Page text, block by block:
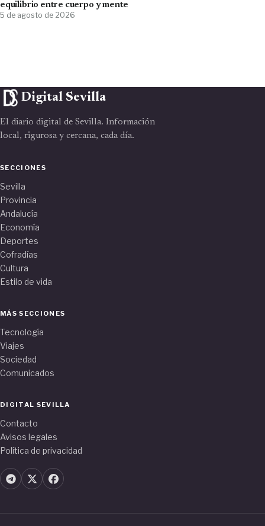
equilibrio entre cuerpo y mente
5 de agosto de 2026
Digital Sevilla
El diario digital de Sevilla. Información
local, rigurosa y cercana, cada día.
SECCIONES
Sevilla
Provincia
Andalucía
Economía
Deportes
Cofradías
Cultura
Estilo de vida
MÁS SECCIONES
Tecnología
Viajes
Sociedad
Comunicados
DIGITAL SEVILLA
Contacto
Avisos legales
Política de privacidad